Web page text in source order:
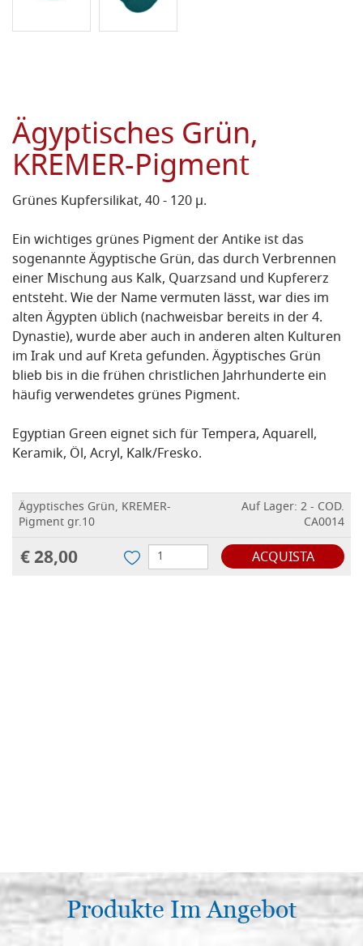
Ägyptisches Grün,
KREMER-Pigment
Grünes Kupfersilikat, 40 - 120 µ.
Ein wichtiges grünes Pigment der Antike ist das
sogenannte Ägyptische Grün, das durch Verbrennen
einer Mischung aus Kalk, Quarzsand und Kupfererz
entsteht. Wie der Name vermuten lässt, war dies im
alten Ägypten üblich (nachweisbar bereits in der 4.
Dynastie), wurde aber auch in anderen alten Kulturen
im Irak und auf Kreta gefunden. Ägyptisches Grün
blieb bis in die frühen christlichen Jahrhunderte ein
häufig verwendetes grünes Pigment.
Egyptian Green eignet sich für Tempera, Aquarell,
Keramik, Öl, Acryl, Kalk/Fresko.
Ägyptisches Grün, KREMER-
Pigment gr.10
Auf Lager: 2 - COD.
CA0014
€ 28,00 ACQUISTA
Produkte Im Angebot